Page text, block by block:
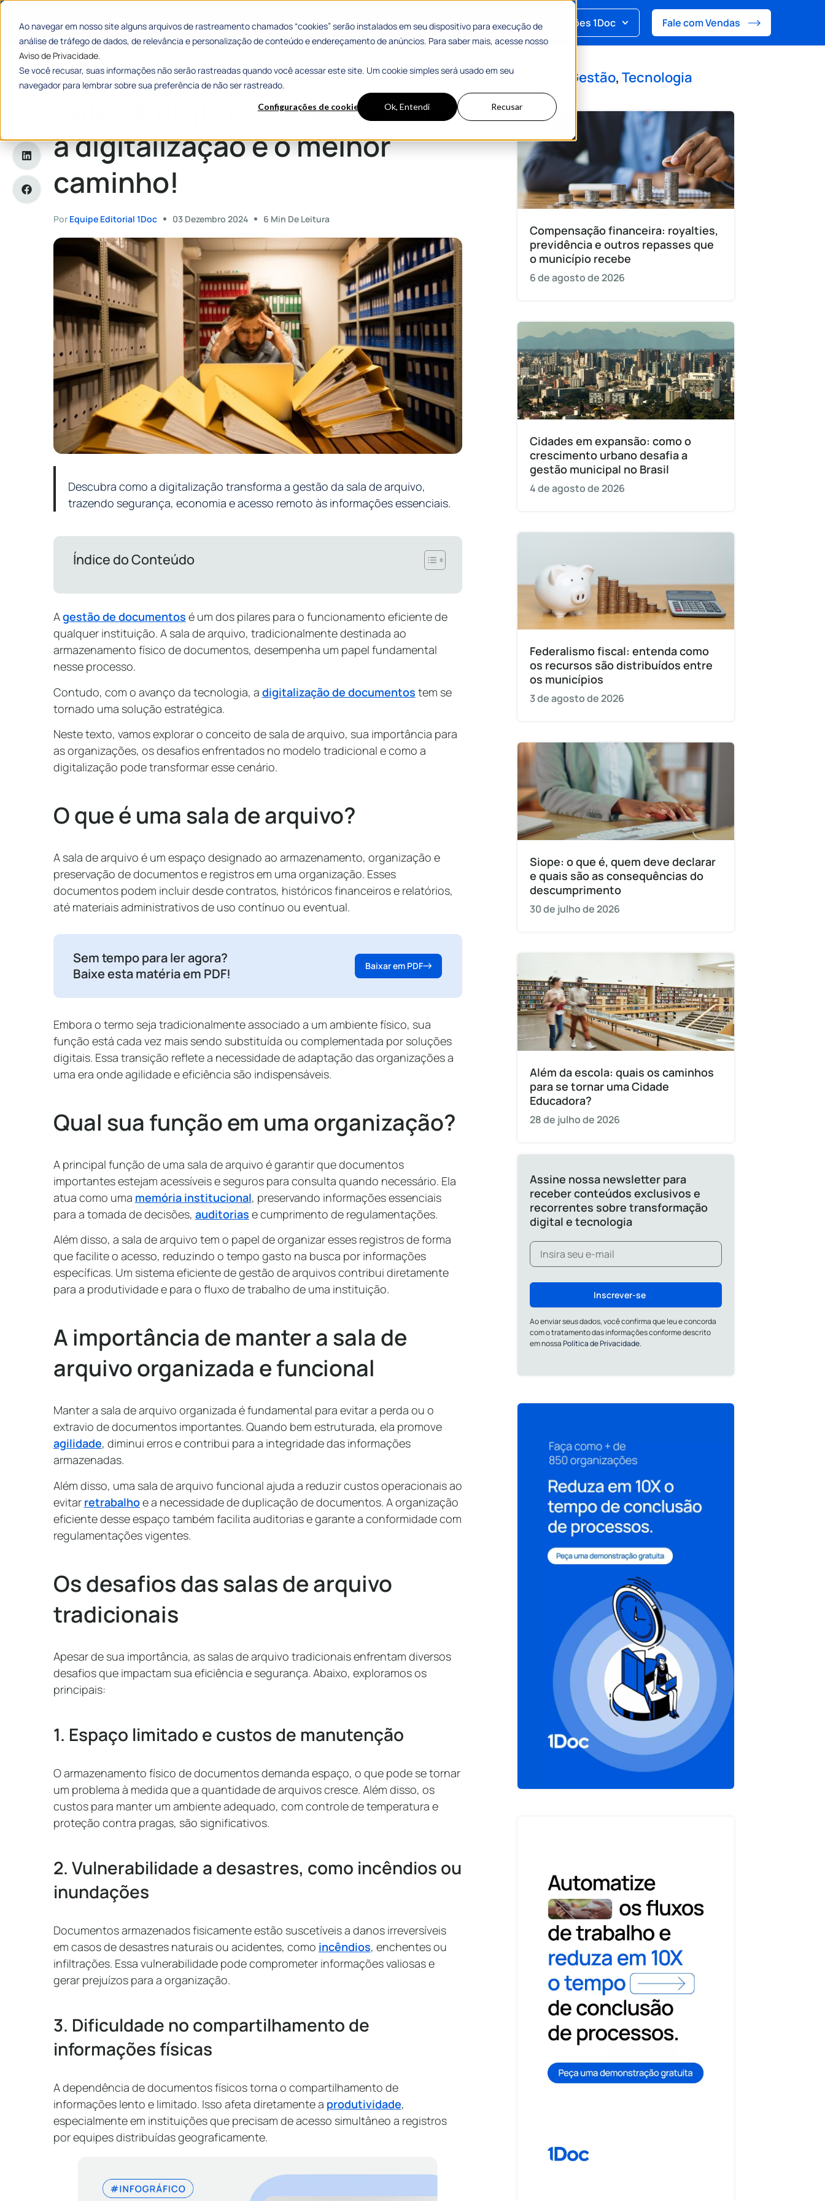
Ao navegar em nosso site alguns arquivos de rastreamento chamados “cookies” serão instalados em seu dispositivo para execução de
análise de tráfego de dados, de relevância e personalização de conteúdo e endereçamento de anúncios. Para saber mais, acesse nosso
Aviso de Privacidade.
Se você recusar, suas informações não serão rastreadas quando você acessar este site. Um cookie simples será usado em seu
navegador para lembrar sobre sua preferência de não ser rastreado.
Configurações de cookies Ok, Entendi Recusar
Categorias Histórias de Sucesso Materiais Gratuitos Soluções 1Doc Fale com Vendas
Home»Sala de arquivo: saiba por que a digitalização é o melhor caminho!
Sala de arquivo: saiba por que
a digitalização é o melhor
caminho!
Por Equipe Editorial 1Doc 03 Dezembro 2024 6 Min De Leitura
Descubra como a digitalização transforma a gestão da sala de arquivo,
trazendo segurança, economia e acesso remoto às informações essenciais.
Índice do Conteúdo
Agestão de documentos é um dos pilares para o funcionamento eficiente de
qualquer instituição. A sala de arquivo, tradicionalmente destinada ao
armazenamento físico de documentos, desempenha um papel fundamental
nesse processo.
Contudo, com o avanço da tecnologia, a digitalização de documentos tem se
tornado uma solução estratégica.
Neste texto, vamos explorar o conceito de sala de arquivo, sua importância para
as organizações, os desafios enfrentados no modelo tradicional e como a
digitalização pode transformar esse cenário.
O que é uma sala de arquivo?
A sala de arquivo é um espaço designado ao armazenamento, organização e
preservação de documentos e registros em uma organização. Esses
documentos podem incluir desde contratos, históricos financeiros e relatórios,
até materiais administrativos de uso contínuo ou eventual.
Sem tempo para ler agora?
Baixe esta matéria em PDF!
Baixar em PDF
Embora o termo seja tradicionalmente associado a um ambiente físico, sua
função está cada vez mais sendo substituída ou complementada por soluções
digitais. Essa transição reflete a necessidade de adaptação das organizações a
uma era onde agilidade e eficiência são indispensáveis.
Qual sua função em uma organização?
A principal função de uma sala de arquivo é garantir que documentos
importantes estejam acessíveis e seguros para consulta quando necessário. Ela
atua como uma memória institucional, preservando informações essenciais
para a tomada de decisões, auditorias e cumprimento de regulamentações.
Além disso, a sala de arquivo tem o papel de organizar esses registros de forma
que facilite o acesso, reduzindo o tempo gasto na busca por informações
específicas. Um sistema eficiente de gestão de arquivos contribui diretamente
para a produtividade e para o fluxo de trabalho de uma instituição.
A importância de manter a sala de
arquivo organizada e funcional
Manter a sala de arquivo organizada é fundamental para evitar a perda ou o
extravio de documentos importantes. Quando bem estruturada, ela promove
agilidade, diminui erros e contribui para a integridade das informações
armazenadas.
Além disso, uma sala de arquivo funcional ajuda a reduzir custos operacionais ao
evitar retrabalhoe a necessidade de duplicação de documentos. A organização
eficiente desse espaço também facilita auditorias e garante a conformidade com
regulamentações vigentes.
Os desafios das salas de arquivo
tradicionais
Apesar de sua importância, as salas de arquivo tradicionais enfrentam diversos
desafios que impactam sua eficiência e segurança. Abaixo, exploramos os
principais:
1. Espaço limitado e custos de manutenção
O armazenamento físico de documentos demanda espaço, o que pode se tornar
um problema à medida que a quantidade de arquivos cresce. Além disso, os
custos para manter um ambiente adequado, com controle de temperatura e
proteção contra pragas, são significativos.
2. Vulnerabilidade a desastres, como incêndios ou
inundações
Documentos armazenados fisicamente estão suscetíveis a danos irreversíveis
em casos de desastres naturais ou acidentes, como incêndios, enchentes ou
infiltrações. Essa vulnerabilidade pode comprometer informações valiosas e
gerar prejuízos para a organização.
3. Dificuldade no compartilhamento de
informações físicas
A dependência de documentos físicos torna o compartilhamento de
informações lento e limitado. Isso afeta diretamente a produtividade,
especialmente em instituições que precisam de acesso simultâneo a registros
por equipes distribuídas geograficamente.
Gestão, Tecnologia
Compensação financeira: royalties,
previdência e outros repasses que
o município recebe
6 de agosto de 2026
Cidades em expansão: como o
crescimento urbano desafia a
gestão municipal no Brasil
4 de agosto de 2026
Federalismo fiscal: entenda como
os recursos são distribuídos entre
os municípios
3 de agosto de 2026
Siope: o que é, quem deve declarar
e quais são as consequências do
descumprimento
30 de julho de 2026
Além da escola: quais os caminhos
para se tornar uma Cidade
Educadora?
28 de julho de 2026
Assine nossa newsletter para
receber conteúdos exclusivos e
recorrentes sobre transformação
digital e tecnologia
Inscrever-se
Ao enviar seus dados, você confirma que leu e concorda
com o tratamento das informações conforme descrito
em nossaPolítica de Privacidade.